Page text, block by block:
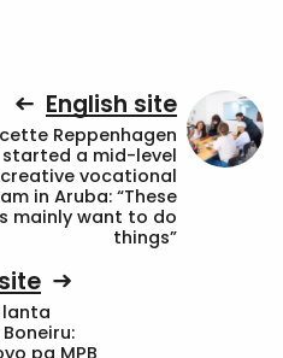
English site
Reppenhagen
started a mid-level
creative vocational
in Aruba: “These
mainly want to do
things”